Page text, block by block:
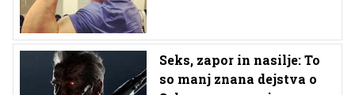
Seks, zapor in nasilje: To
so manj znana dejstva o